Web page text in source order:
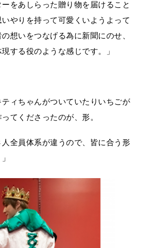
をあしらった贈り物を届けること
やりを持って可愛くいようよって
想いをつなげる為に新聞にのせ、
する役のような感じです。」
ィちゃんがついていたりいちごが
てくださったのが、形。
全員体系が違うので、皆に合う形